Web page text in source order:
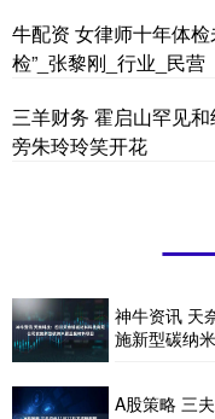
牛配资 女律师十年体
检”_张黎刚_行业_民营
三羊财务 霍启山罕见
旁朱玲玲笑开花
神牛资讯 天
施新型碳纳
A股策略 三